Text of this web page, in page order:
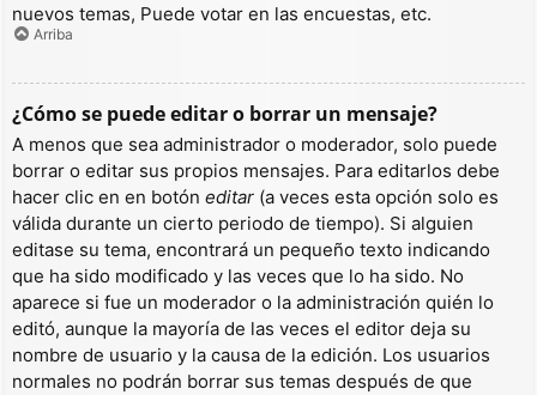
nuevos temas, Puede votar en las encuestas, etc.
Arriba
¿Cómo se puede editar o borrar un mensaje?
A menos que sea administrador o moderador, solo puede
borrar o editar sus propios mensajes. Para editarlos debe
hacer clic en en botón editar (a veces esta opción solo es
válida durante un cierto periodo de tiempo). Si alguien
editase su tema, encontrará un pequeño texto indicando
que ha sido modificado y las veces que lo ha sido. No
aparece si fue un moderador o la administración quién lo
editó, aunque la mayoría de las veces el editor deja su
nombre de usuario y la causa de la edición. Los usuarios
normales no podrán borrar sus temas después de que